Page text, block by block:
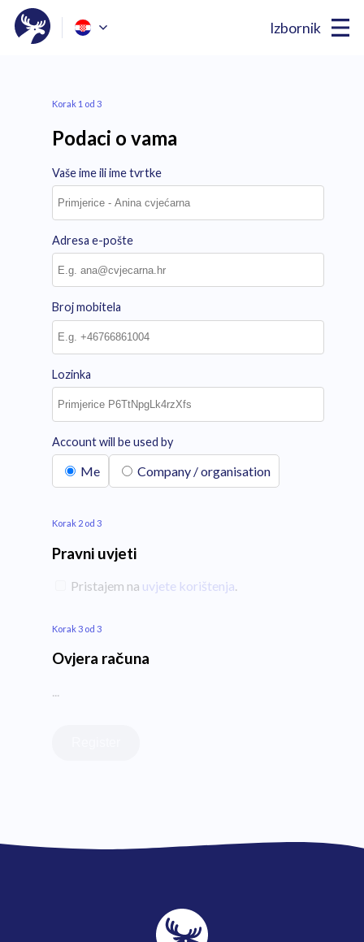
Izbornik
Korak 1 od 3
Podaci o vama
Vaše ime ili ime tvrtke
Adresa e-pošte
Broj mobitela
Lozinka
Account will be used by
Me Company / organisation
Korak 2 od 3
Pravni uvjeti
Pristajem na uvjete korištenja
Korak 3 od 3
Ovjera računa
...